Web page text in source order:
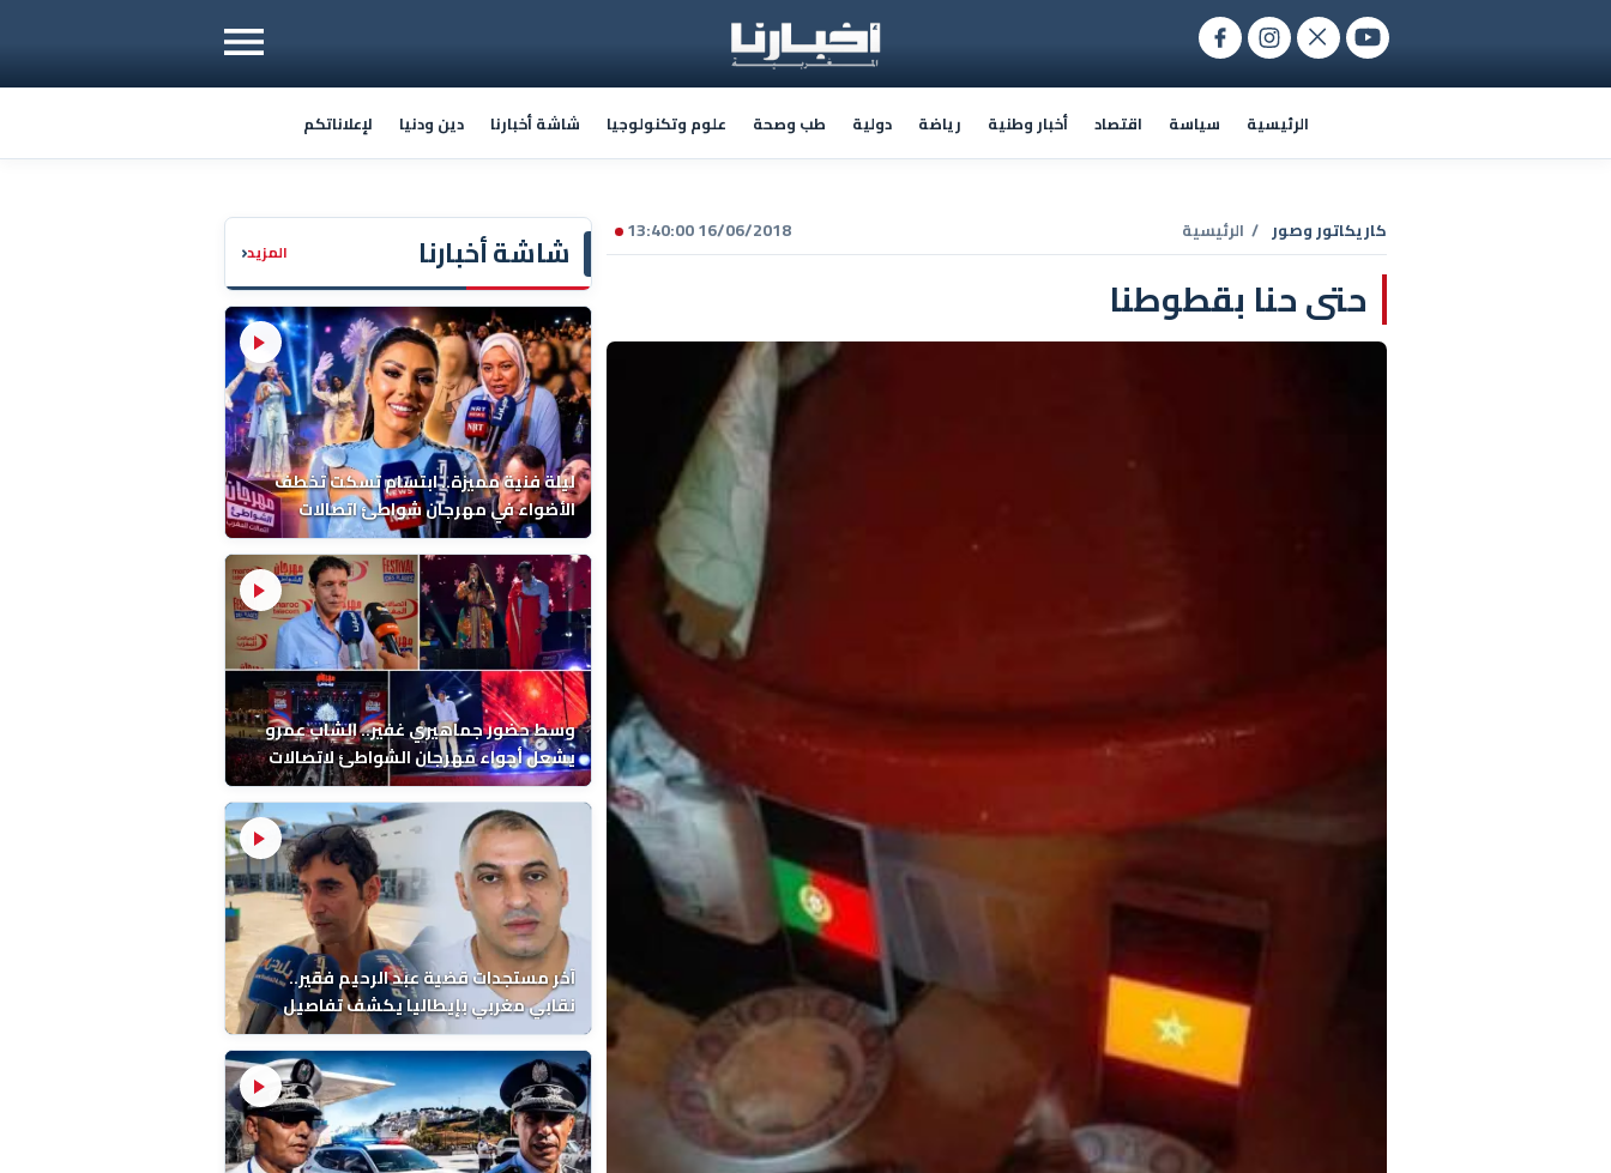
الرئيسية سياسة اقتصاد أخبار وطنية رياضة دولية طب وصحة علوم وتكنولوجيا شاشة أخبارنا دين ودنيا لإعلاناتكم
شاشة أخبارنا المزيد‹
ليلة فنية مميزة.. ابتسام تسكت تخطف
الأضواء في مهرجان شواطئ اتصالات
المغرب بالمضيق
وسط حضور جماهيري غفير.. الشاب عمرو
يشعل أجواء مهرجان الشواطئ لاتصالات
المغرب بطنجة
آخر مستجدات قضية عبد الرحيم فقير..
نقابي مغربي بإيطاليا يكشف تفاصيل
الوفاة ونتائج التشريح
16/06/2018 13:40:00 كاريكاتور وصور / الرئيسية
حتى حنا بقطوطنا